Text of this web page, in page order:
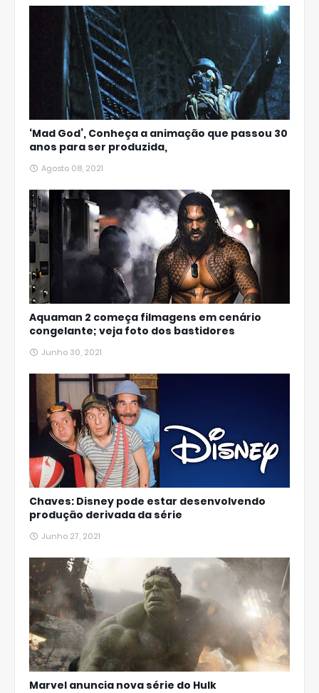
‘Mad God’, Conheça a animação que passou 30
anos para ser produzida,
Agosto 08, 2021
Aquaman 2 começa filmagens em cenário
congelante; veja foto dos bastidores
Junho 30, 2021
Chaves: Disney pode estar desenvolvendo
produção derivada da série
Junho 27, 2021
Marvel anuncia nova série do Hulk